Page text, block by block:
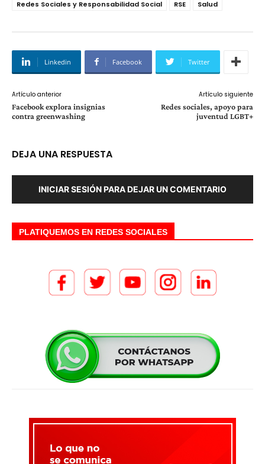
Redes Sociales y Responsabilidad Social RSE Salud
Linkedin Facebook Twitter
Artículo anterior
Facebook explora insignias
contra greenwashing
Artículo siguiente
Redes sociales, apoyo para
juventud LGBT+
DEJA UNA RESPUESTA
INICIAR SESIÓN PARA DEJAR UN COMENTARIO
PLATIQUEMOS EN REDES SOCIALES